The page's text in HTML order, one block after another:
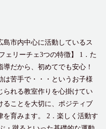
市内中心に活動しているス
ェリーチェ3つの特徴】 1．た
だから、初めてでも安心！
苦手で・・・というお子様
られる教室作りを心掛けてい
ることを大切に、ポジティブ
育みます。 2．楽しく活動す